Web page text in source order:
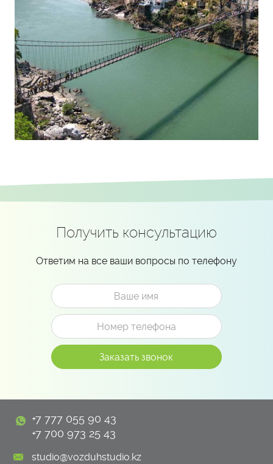
Получить консультацию
Ответим на все ваши вопросы по телефону
+7 777 055 90 43
+7 700 973 25 43
studio@vozduhstudio.kz